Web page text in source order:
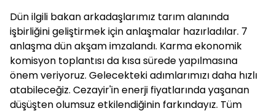
Dün ilgili bakan arkadaşlarımız tarım alanında
işbirliğini geliştirmek için anlaşmalar hazırladılar. 7
anlaşma dün akşam imzalandı. Karma ekonomik
komisyon toplantısı da kısa sürede yapılmasına
önem veriyoruz. Gelecekteki adımlarımızı daha hızlı
atabileceğiz. Cezayir'in enerji fiyatlarında yaşanan
düşüşten olumsuz etkilendiğinin farkındayız. Tüm